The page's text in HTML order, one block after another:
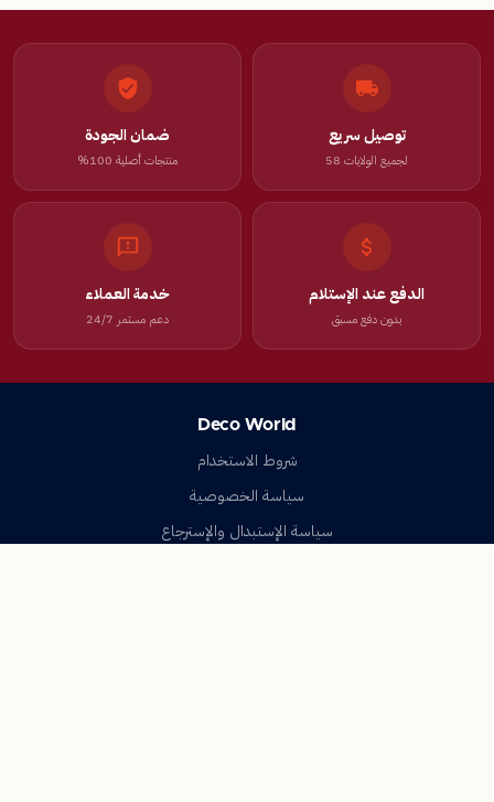
توصيل سريع
لجميع الولايات 58
ضمان الجودة
منتجات أصلية 100%
الدفع عند الإستلام
بدون دفع مسبق
خدمة العملاء
دعم مستمر 24/7
Deco World
شروط الاستخدام
سياسة الخصوصية
سياسة الإستبدال والإسترجاع